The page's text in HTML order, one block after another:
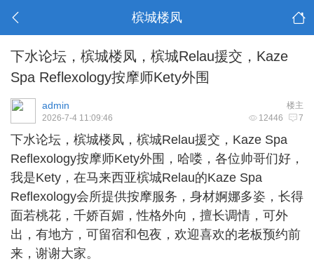
槟城楼凤
下水论坛，槟城楼凤，槟城Relau援交，Kaze
Spa Reflexology按摩师Kety外围
楼主
admin
12446 7
2026-7-4 11:09:46
下水论坛， 槟城楼凤 ，槟城Relau援交，Kaze Spa
Reflexology按摩师Kety外围，哈喽，各位帅哥们好，
我是Kety，在马来西亚槟城Relau的Kaze Spa
Reflexology会所提供按摩服务，身材婀娜多姿，长得
面若桃花，千娇百媚，性格外向，擅长调情，可外
出，有地方，可留宿和包夜，欢迎喜欢的老板预约前
来，谢谢大家。